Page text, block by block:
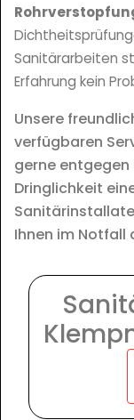
Sanitärarbeiten
Erfahrung kein
Unsere
verfügbaren
gerne entgegen
Dringlichkeit
Ihnen im Notfall